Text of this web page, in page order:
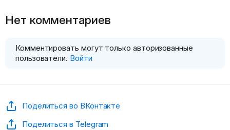
Нет комментариев
Комментировать могут только авторизованные
пользователи. Войти
Поделиться во ВКонтакте
Поделиться в Telegram